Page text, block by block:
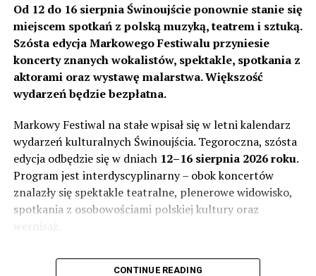
Od 12 do 16 sierpnia Świnoujście ponownie stanie się
miejscem spotkań z polską muzyką, teatrem i sztuką.
Szósta edycja Markowego Festiwalu przyniesie
koncerty znanych wokalistów, spektakle, spotkania z
aktorami oraz wystawę malarstwa. Większość
wydarzeń będzie bezpłatna.
Markowy Festiwal na stałe wpisał się w letni kalendarz
wydarzeń kulturalnych Świnoujścia. Tegoroczna, szósta
edycja odbędzie się w dniach 12–16 sierpnia 2026 roku.
Program jest interdyscyplinarny – obok koncertów
znalazły się spektakle teatralne, plenerowe widowisko,
spotkania z osobowościami polskiej kultury oraz
wernisaż.
Festiwal otworzą„Męskie Brzmienia”. Na scenie
CONTINUE READING